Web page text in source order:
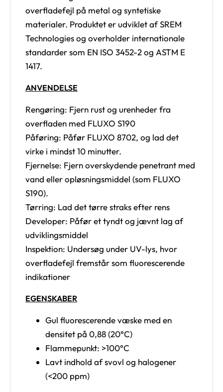
overfladefejl på metal og syntetiske
materialer. Produktet er udviklet af SREM
Technologies og overholder internationale
standarder som EN ISO 3452-2 og ASTM E
1417.
ANVENDELSE
Rengøring: Fjern rust og urenheder fra
overfladen med FLUXO S190
Påføring: Påfør FLUXO 8702, og lad det
virke i mindst 10 minutter.
Fjernelse: Fjern overskydende penetrant med
vand eller opløsningsmiddel (som FLUXO
S190).
Tørring: Lad det tørre straks efter rens
Developer: Påfør et tyndt og jævnt lag af
udviklingsmiddel
Inspektion: Undersøg under UV-lys, hvor
overfladefejl fremstår som fluorescerende
indikationer
EGENSKABER
Gul fluorescerende væske med en
densitet på 0,88 (20°C)
Flammepunkt: >100°C
Lavt indhold af svovl og halogener
(<200 ppm)